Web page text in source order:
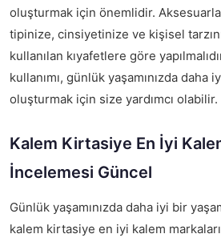
oluşturmak için önemlidir.
tipinize, cinsiyetinize ve kişisel
kullanılan kıyafetlere göre
kullanımı, günlük yaşamınızda daha
oluşturmak için size yardımcı olabilir.
Kalem Kirtasiye En İyi
İncelemesi Güncel
Günlük yaşamınızda daha iyi bir
kalem kirtasiye en iyi kalem